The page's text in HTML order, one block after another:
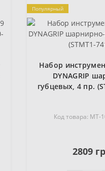
Популярный
Набор
DYNAGRIP
губцевых, 4 пр.
Код товара: MT-
2809